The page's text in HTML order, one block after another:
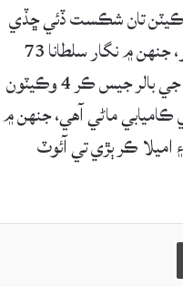
جي ويمن ڪرڪيٽ ٽيم پهرين ون ڊي ۾ بنگلاديش ويمن ٽيم کي 8 وڪيٽن تان شڪست ڏئي ڇڏي
آهي. ميڊيا مطابق بنگلاديش ويمن ٽيم 8 وڪيٽن تي 180 رنسون ٺاهي هدف ڏنو، جنهن ۾ نگار سلطانا 73
رنسن جي اننگز کيڏي، شرمين اختر 29 ۽ لتا موندل 22 رنسون ٺاهيون. نيوزيلينڊ جي بالر جيس ڪر 4 وڪيٽون
تي هدف پورو ڪري ڪاميابي ماڻي آهي، جنهن ۾
سوزي بيٽ 93 ۽ ميڊي گرين 59 رنسن تي ناٽ آئوٽ رهيون، صوفي ڊيوائن 21 ۽ اميلا ڪر ٻڙي تي آئوٽ